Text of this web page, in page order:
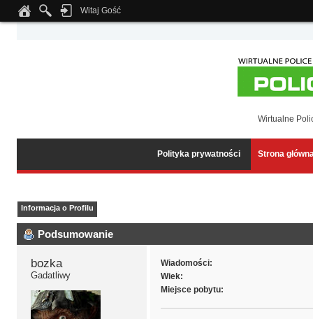
Notice: Undefined index: tapatalk_body_hook in
Witaj Gość
Wirtualne
Polityka prywatności Strona
Informacja o Profilu
Podsumowanie
bozka
Gadatliwy
Wiadomości:
Wiek:
Miejsce pobytu: